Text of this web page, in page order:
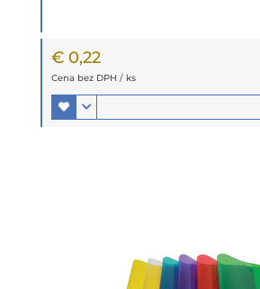
€ 0,22
Cena bez DPH / ks